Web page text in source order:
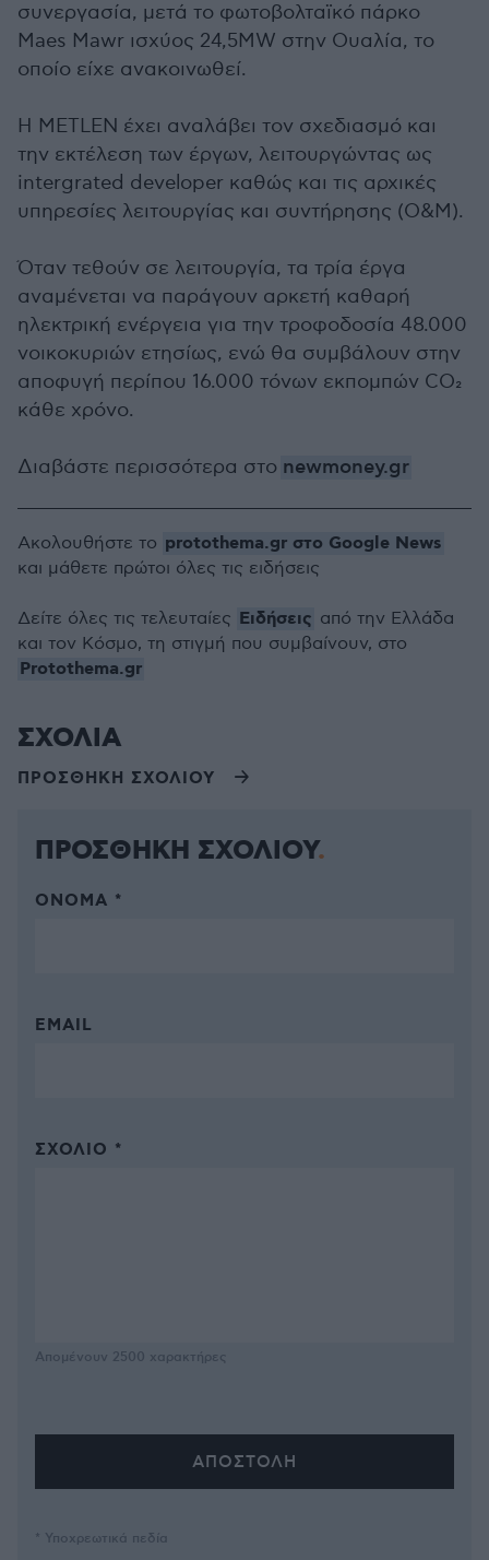
συνεργασία, μετά το φωτοβολταϊκό πάρκο
Maes Mawr ισχύος 24,5MW στην Ουαλία, το
οποίο είχε ανακοινωθεί.
Η METLEN έχει αναλάβει τον σχεδιασμό και
την εκτέλεση των έργων, λειτουργώντας ως
intergrated developer καθώς και τις αρχικές
υπηρεσίες λειτουργίας και συντήρησης (O&M).
Όταν τεθούν σε λειτουργία, τα τρία έργα
αναμένεται να παράγουν αρκετή καθαρή
ηλεκτρική ενέργεια για την τροφοδοσία 48.000
νοικοκυριών ετησίως, ενώ θα συμβάλουν στην
αποφυγή περίπου 16.000 τόνων εκπομπών CO₂
κάθε χρόνο.
Διαβάστε περισσότερα στο newmoney.gr
Ακολουθήστε το protothema.gr στο Google News
και μάθετε πρώτοι όλες τις ειδήσεις
Δείτε όλες τις τελευταίες Ειδήσεις από την Ελλάδα
και τον Κόσμο, τη στιγμή που συμβαίνουν, στο
Protothema.gr
ΣΧΟΛΙΑ
ΠΡΟΣΘΗΚΗ ΣΧΟΛΙΟΥ
ΠΡΟΣΘΗΚΗ ΣΧΟΛΙΟΥ
ΌΝΟΜΑ *
EMAIL
ΣΧΌΛΙΟ *
Απομένουν 2500 χαρακτήρες
* Υποχρεωτικά πεδία